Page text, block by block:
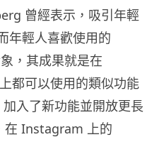
曾經表示，吸引年輕
年輕人喜歡使用的
，其成果就是在
都可以使用的類似功能
入了新功能並開放更長
在 Instagram 上的